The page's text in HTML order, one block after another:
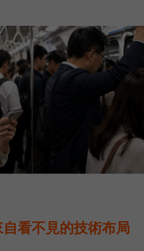
看不見的技術布局